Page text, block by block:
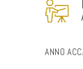
ANNO